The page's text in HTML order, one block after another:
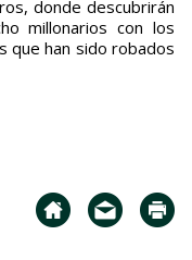
donde descubrirán
millonarios con los
que han sido robados